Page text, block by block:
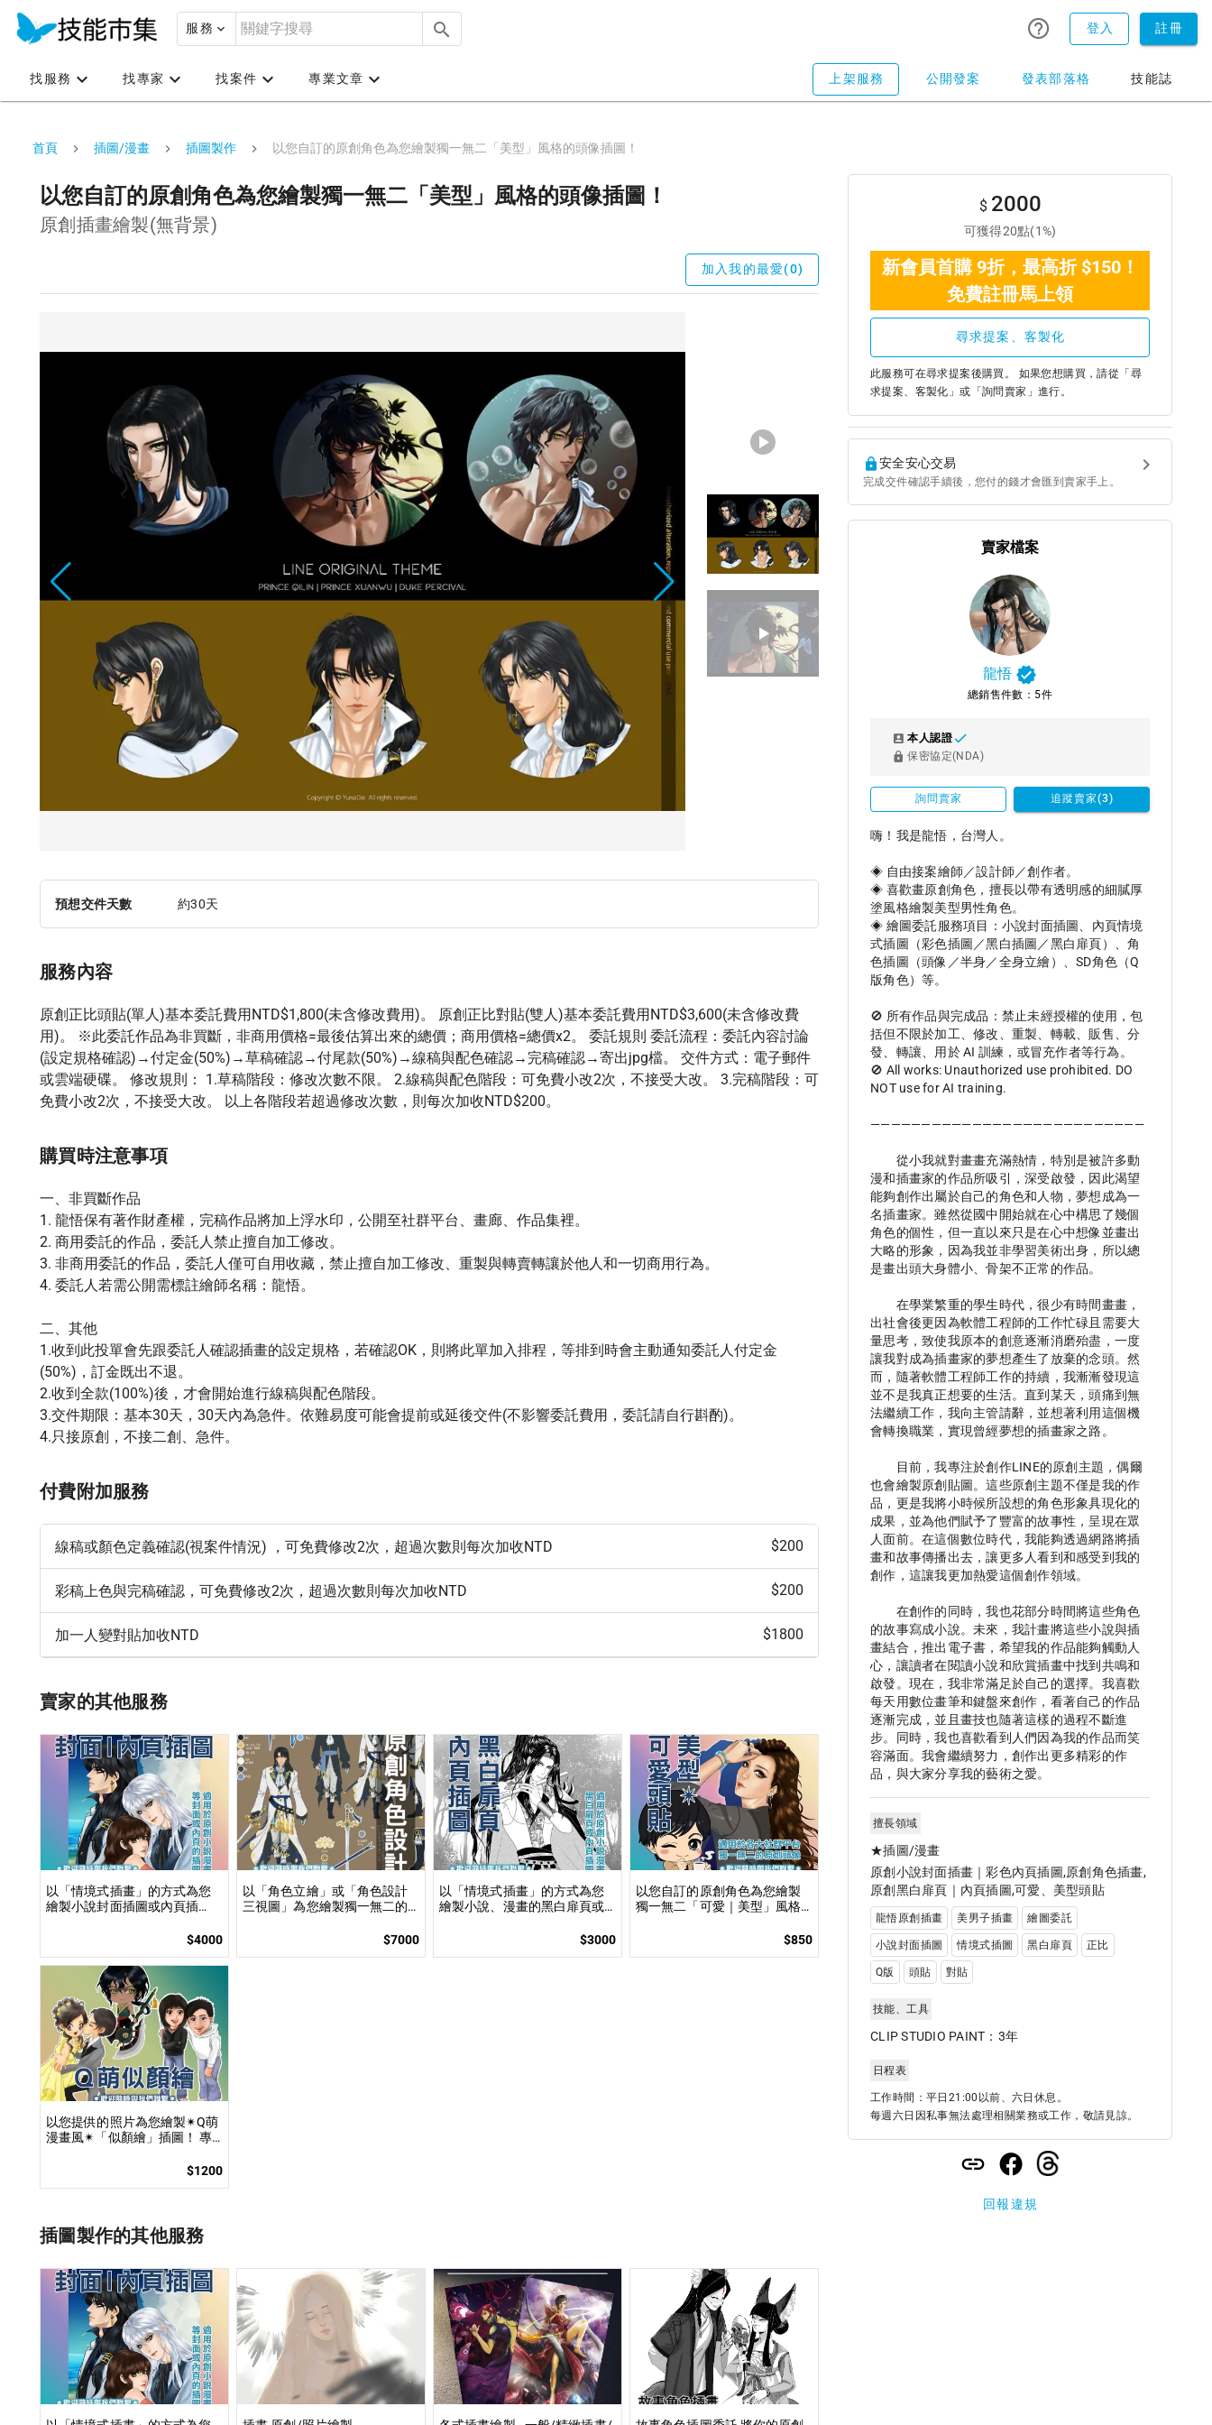
服務 登入 註冊
找服務 找專家 找案件 專業文章 上架服務 公開發案 發表部落格 技能誌
首頁 插圖/漫畫 插圖製作 以您自訂的原創角色為您繪製獨一無二「美型」風格的頭像插圖！
以您自訂的原創角色為您繪製獨一無二「美型」風格的頭像插圖！
原創插畫繪製(無背景)
加入我的最愛(0)
預想交件天數 約30天
服務內容
原創正比頭貼(單人)基本委託費用NTD$1,800(未含修改費用)。 原創正比對貼(雙人)基本委託費用NTD$3,600(未含修改費
用)。 ※此委託作品為非買斷，非商用價格=最後估算出來的總價；商用價格=總價x2。 委託規則 委託流程：委託內容討論
(設定規格確認)→付定金(50%)→草稿確認→付尾款(50%)→線稿與配色確認→完稿確認→寄出jpg檔。 交件方式：電子郵件
或雲端硬碟。 修改規則： 1.草稿階段：修改次數不限。 2.線稿與配色階段：可免費小改2次，不接受大改。 3.完稿階段：可
免費小改2次，不接受大改。 以上各階段若超過修改次數，則每次加收NTD$200。
購買時注意事項
一、非買斷作品
1. 龍悟保有著作財產權，完稿作品將加上浮水印，公開至社群平台、畫廊、作品集裡。
2. 商用委託的作品，委託人禁止擅自加工修改。
3. 非商用委託的作品，委託人僅可自用收藏，禁止擅自加工修改、重製與轉賣轉讓於他人和一切商用行為。
4. 委託人若需公開需標註繪師名稱：龍悟。
二、其他
1.收到此投單會先跟委託人確認插畫的設定規格，若確認OK，則將此單加入排程，等排到時會主動通知委託人付定金
(50%)，訂金既出不退。
2.收到全款(100%)後，才會開始進行線稿與配色階段。
3.交件期限：基本30天，30天內為急件。依難易度可能會提前或延後交件(不影響委託費用，委託請自行斟酌)。
4.只接原創，不接二創、急件。
付費附加服務
線稿或顏色定義確認(視案件情況) ，可免費修改2次，超過次數則每次加收NTD $200
彩稿上色與完稿確認，可免費修改2次，超過次數則每次加收NTD $200
加一人變對貼加收NTD $1800
賣家的其他服務
以「情境式插畫」的方式為您
繪製小說封面插圖或內頁插
和「輕厚塗畫法」繪製小說、
$4000
以「角色立繪」或「角色設計
三視圖」為您繪製獨一無二的
色三視圖」來設計角色三個面
$7000
以「情境式插畫」的方式為您
繪製小說、漫畫的黑白扉頁或
以「美型畫風」加上「黑白網
$3000
以您自訂的原創角色為您繪製
獨一無二「可愛｜美型」風格
張可自行指定「表情」和「動
$850
以您提供的照片為您繪製✴Q萌
漫畫風✴「似顏繪」插圖！ 專
✴Q版✴的「2／2.5／3／4 頭
$1200
插圖製作的其他服務
$ 2000
可獲得20點(1%)
新會員首購 9折，最高折 $150！
免費註冊馬上領
尋求提案、客製化
此服務可在尋求提案後購買。 如果您想購買，請從「尋
求提案、客製化」或「詢問賣家」進行。
安全安心交易
完成交件確認手續後，您付的錢才會匯到賣家手上。
賣家檔案
龍悟
總銷售件數：5件
本人認證
保密協定(NDA)
詢問賣家 追蹤賣家(3)
嗨！我是龍悟，台灣人。
◈ 自由接案繪師／設計師／創作者。
◈ 喜歡畫原創角色，擅長以帶有透明感的細膩厚
塗風格繪製美型男性角色。
◈ 繪圖委託服務項目：小說封面插圖、內頁情境
式插圖（彩色插圖／黑白插圖／黑白扉頁）、角
色插圖（頭像／半身／全身立繪）、SD角色（Q
版角色）等。
🚫 所有作品與完成品：禁止未經授權的使用，包
括但不限於加工、修改、重製、轉載、販售、分
發、轉讓、用於 AI 訓練，或冒充作者等行為。
🚫 All works: Unauthorized use prohibited. DO
NOT use for AI training.
———————————————————————————
從小我就對畫畫充滿熱情，特別是被許多動
漫和插畫家的作品所吸引，深受啟發，因此渴望
能夠創作出屬於自己的角色和人物，夢想成為一
名插畫家。雖然從國中開始就在心中構思了幾個
角色的個性，但一直以來只是在心中想像並畫出
大略的形象，因為我並非學習美術出身，所以總
是畫出頭大身體小、骨架不正常的作品。
在學業繁重的學生時代，很少有時間畫畫，
出社會後更因為軟體工程師的工作忙碌且需要大
量思考，致使我原本的創意逐漸消磨殆盡，一度
讓我對成為插畫家的夢想產生了放棄的念頭。然
而，隨著軟體工程師工作的持續，我漸漸發現這
並不是我真正想要的生活。直到某天，頭痛到無
法繼續工作，我向主管請辭，並想著利用這個機
會轉換職業，實現曾經夢想的插畫家之路。
目前，我專注於創作LINE的原創主題，偶爾
也會繪製原創貼圖。這些原創主題不僅是我的作
品，更是我將小時候所設想的角色形象具現化的
成果，並為他們賦予了豐富的故事性，呈現在眾
人面前。在這個數位時代，我能夠透過網路將插
畫和故事傳播出去，讓更多人看到和感受到我的
創作，這讓我更加熱愛這個創作領域。
在創作的同時，我也花部分時間將這些角色
的故事寫成小說。未來，我計畫將這些小說與插
畫結合，推出電子書，希望我的作品能夠觸動人
心，讓讀者在閱讀小說和欣賞插畫中找到共鳴和
啟發。現在，我非常滿足於自己的選擇。我喜歡
每天用數位畫筆和鍵盤來創作，看著自己的作品
逐漸完成，並且畫技也隨著這樣的過程不斷進
步。同時，我也喜歡看到人們因為我的作品而笑
容滿面。我會繼續努力，創作出更多精彩的作
品，與大家分享我的藝術之愛。
擅長領域
★插圖/漫畫
原創小說封面插畫｜彩色內頁插圖,原創角色插畫,
原創黑白扉頁｜內頁插圖,可愛、美型頭貼
龍悟原創插畫 美男子插畫 繪圖委託
小說封面插圖 情境式插圖 黑白扉頁 正比
Q版 頭貼 對貼
技能、工具
CLIP STUDIO PAINT：3年
日程表
工作時間：平日21:00以前、六日休息。
每週六日因私事無法處理相關業務或工作，敬請見諒。
回報違規